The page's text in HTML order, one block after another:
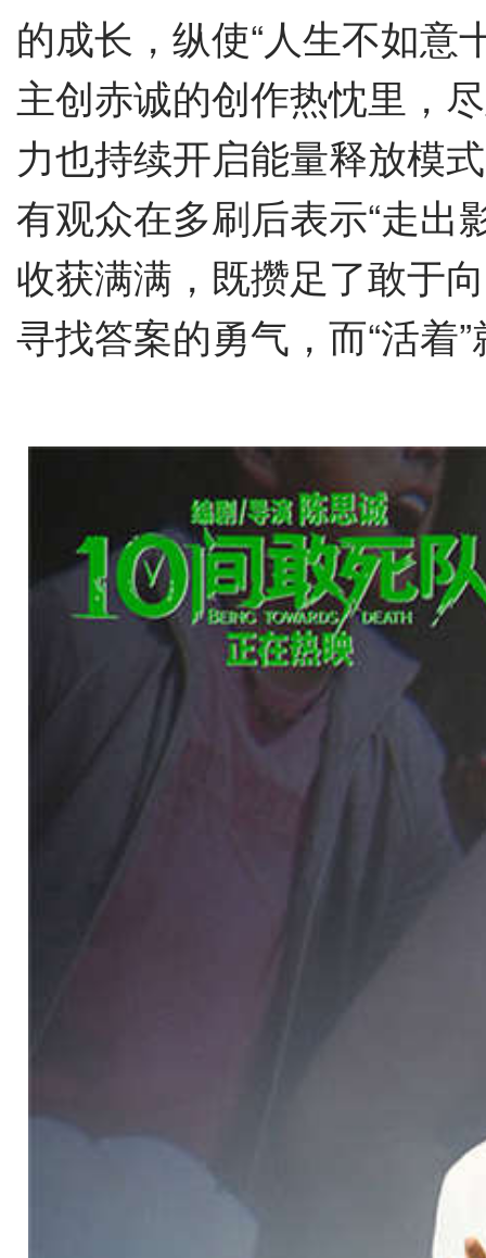
的成长，纵使“人生不如意
主创赤诚的创作热忱里，
力也持续开启能量释放模
有观众在多刷后表示“走出
收获满满，既攒足了敢于
寻找答案的勇气，而“活着”